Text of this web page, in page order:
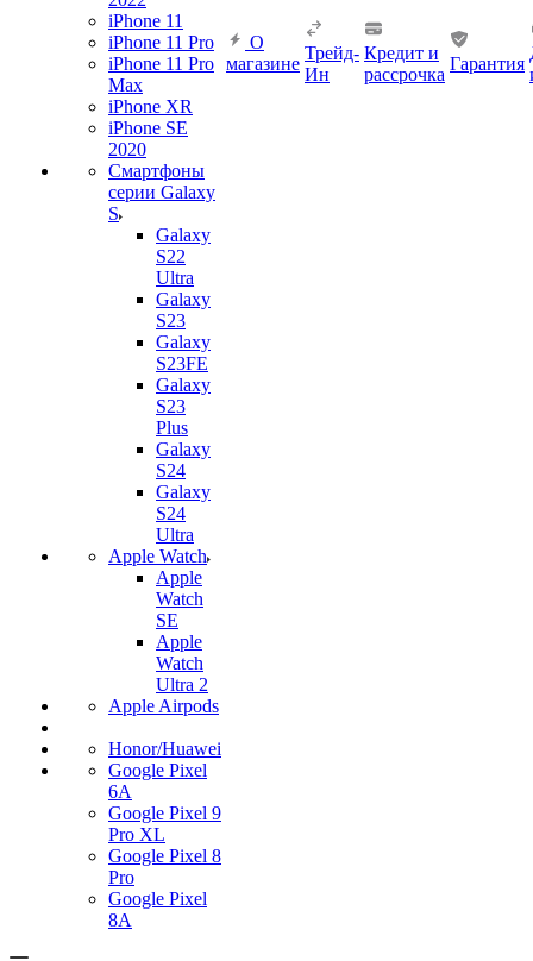
iPhone 11
iPhone 11 Pro
iPhone 11 Pro
Max
iPhone XR
iPhone SE
2020
Смартфоны
серии Galaxy
S
Galaxy
S22
Ultra
Galaxy
S23
Galaxy
S23FE
Galaxy
S23
Plus
Galaxy
S24
Galaxy
S24
Ultra
Apple Watch
Apple
Watch
SE
Apple
Watch
Ultra 2
Apple Airpods
Honor/Huawei
Google Pixel
6A
Google Pixel 9
Pro XL
Google Pixel 8
Pro
Google Pixel
8A
О
магазине
Трейд-
Ин
Кредит и
рассрочка
Гарантия